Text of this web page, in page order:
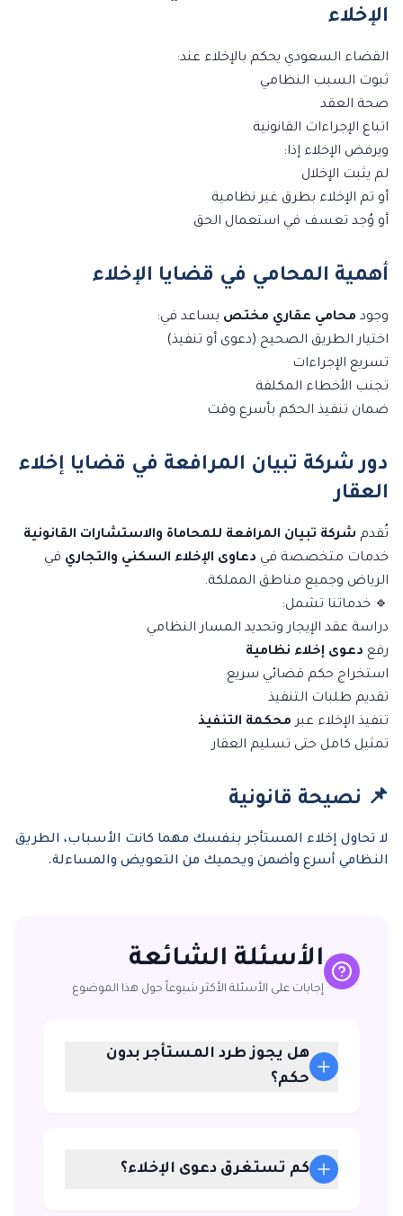
الإخلاء
القضاء السعودي يحكم بالإخلاء عند:
ثبوت السبب النظامي
صحة العقد
اتباع الإجراءات القانونية
ويرفض الإخلاء إذا:
لم يثبت الإخلال
أو تم الإخلاء بطرق غير نظامية
أو وُجد تعسف في استعمال الحق
أهمية المحامي في قضايا الإخلاء
وجود محامي عقاري مختص يساعد في:
اختيار الطريق الصحيح (دعوى أو تنفيذ)
تسريع الإجراءات
تجنب الأخطاء المكلفة
ضمان تنفيذ الحكم بأسرع وقت
دور شركة تبيان المرافعة في قضايا إخلاء
العقار
تُقدم شركة تبيان المرافعة للمحاماة والاستشارات القانونية
خدمات متخصصة في دعاوى الإخلاء السكني والتجاري في
الرياض وجميع مناطق المملكة.
🔹 خدماتنا تشمل:
دراسة عقد الإيجار وتحديد المسار النظامي
رفع دعوى إخلاء نظامية
استخراج حكم قضائي سريع
تقديم طلبات التنفيذ
تنفيذ الإخلاء عبر محكمة التنفيذ
تمثيل كامل حتى تسليم العقار
📌 نصيحة قانونية
لا تحاول إخلاء المستأجر بنفسك مهما كانت الأسباب، الطريق
النظامي أسرع وأضمن ويحميك من التعويض والمساءلة.
الأسئلة الشائعة
إجابات على الأسئلة الأكثر شيوعاً حول هذا الموضوع
هل يجوز طرد المستأجر بدون
حكم؟
كم تستغرق دعوى الإخلاء؟